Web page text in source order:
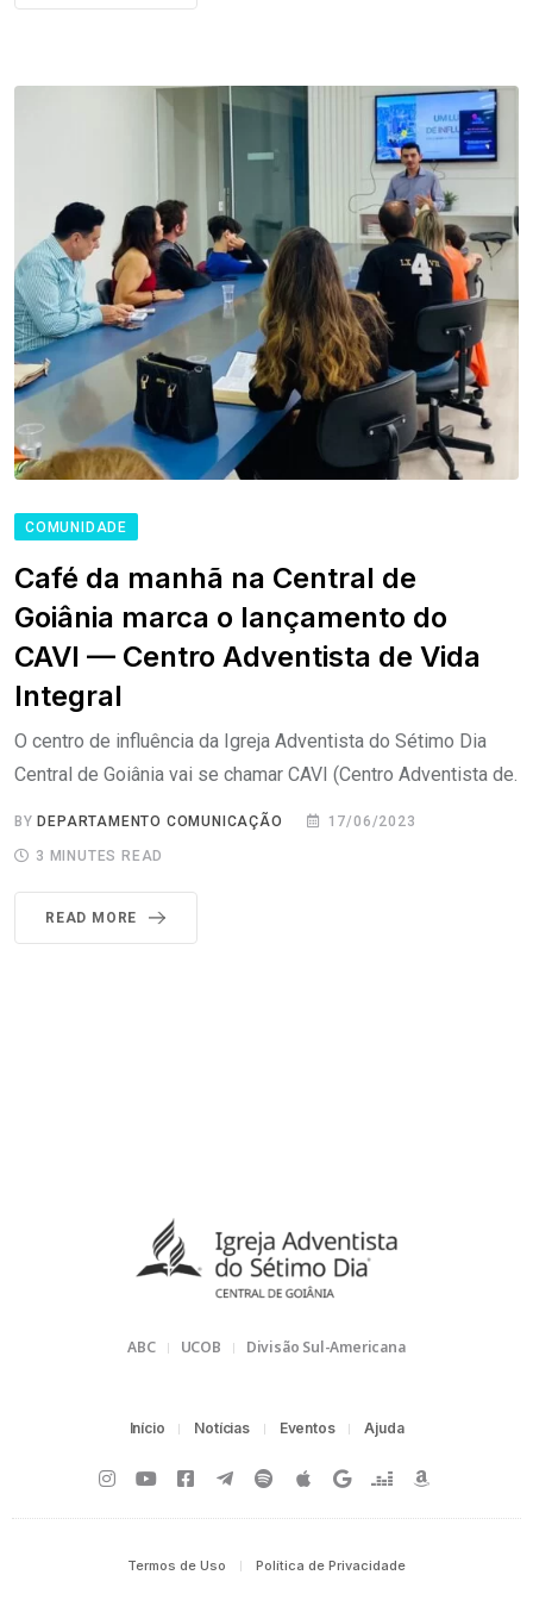
COMUNIDADE
Café da manhã na Central de
Goiânia marca o lançamento do
CAVI — Centro Adventista de Vida
Integral
O centro de influência da Igreja Adventista do Sétimo Dia
Central de Goiânia vai se chamar CAVI (Centro Adventista de.
BY DEPARTAMENTO COMUNICAÇÃO 17/06/2023
3 MINUTES READ
READ MORE
ABC UCOB Divisão Sul-Americana
Início Notícias Eventos Ajuda
Termos de Uso Política de Privacidade